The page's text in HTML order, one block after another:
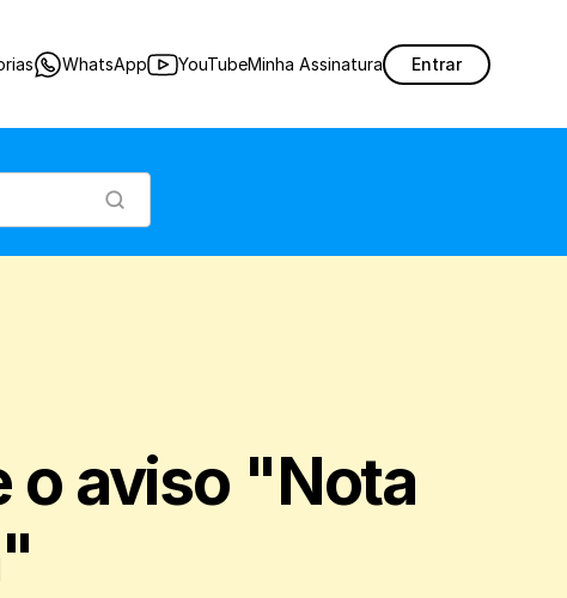
WhatsApp YouTubeMinha Assinatura Entrar
o aviso "Nota